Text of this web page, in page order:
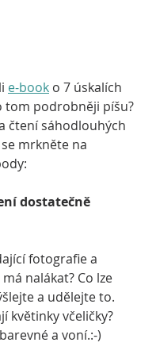
e-book o 7 úskalích
tom podrobněji píšu?
čtení sáhodlouhých
mrkněte na
dostatečně
fotografie a
nalákat? Co lze
a udělejte to.
květinky včeličky?
a voní.:-)